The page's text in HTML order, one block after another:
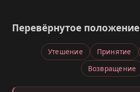
Перевёрнутое положение
Утешение Принятие
Возвращение